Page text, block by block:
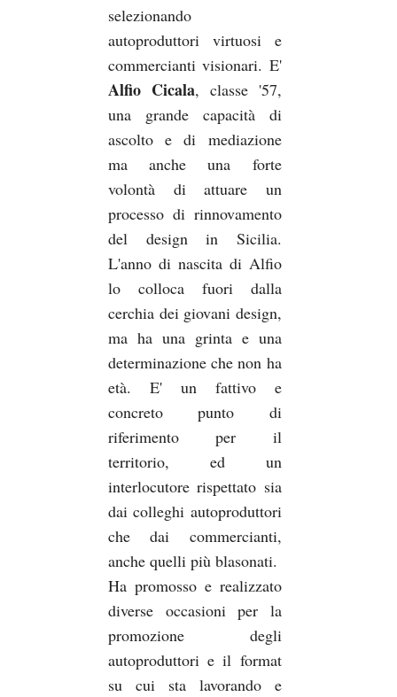
selezionando
autoproduttori virtuosi e
commercianti visionari. E'
Alfio Cicala, classe '57,
una grande capacità di
ascolto e di mediazione
ma anche una forte
volontà di attuare un
processo di rinnovamento
del design in Sicilia.
L'anno di nascita di Alfio
lo colloca fuori dalla
cerchia dei giovani design,
ma ha una grinta e una
determinazione che non ha
età. E' un fattivo e
concreto punto di
riferimento per il
territorio, ed un
interlocutore rispettato sia
dai colleghi autoproduttori
che dai commercianti,
anche quelli più blasonati.
Ha promosso e realizzato
diverse occasioni per la
promozione degli
autoproduttori e il format
su cui sta lavorando e